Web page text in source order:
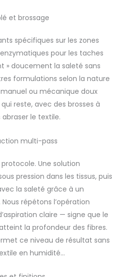
et brossage
spécifiques sur les zones
pour les taches
» doucement la saleté sans
formulations selon la nature
ou mécanique doux
reste, avec des brosses à
le textile.
multi-pass
Une solution
pression dans les tissus, puis
la saleté grâce à un
répétons l’opération
claire — signe que le
la profondeur des fibres.
ce niveau de résultat sans
en humidité…